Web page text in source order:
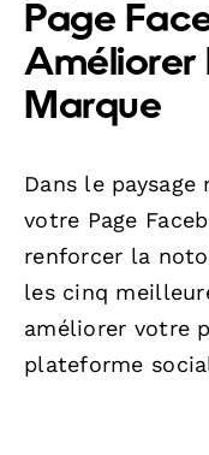
Page
Améliorer
Marque
Dans le
votre Page
renforcer la
les cinq
améliorer votre
plateforme